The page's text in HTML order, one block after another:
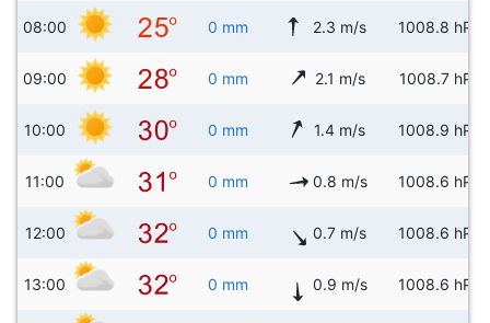
08:00 0 mm 2.3 m/s 1008.8 hPa
09:00 0 mm 2.1 m/s 1008.7 hPa
10:00 0 mm 1.4 m/s 1008.9 hPa
11:00 0 mm 0.8 m/s 1008.6 hPa
12:00 0 mm 0.7 m/s 1008.6 hPa
13:00 0 mm 0.9 m/s 1008.6 hPa